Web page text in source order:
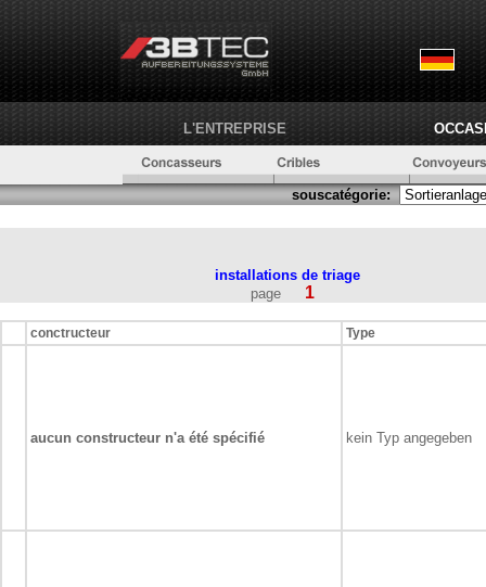
L'ENTREPRISE
souscatégorie:
installations de triage
page
1
conctructeur Type
aucun constructeur n'a été spécifié kein Typ angegeben